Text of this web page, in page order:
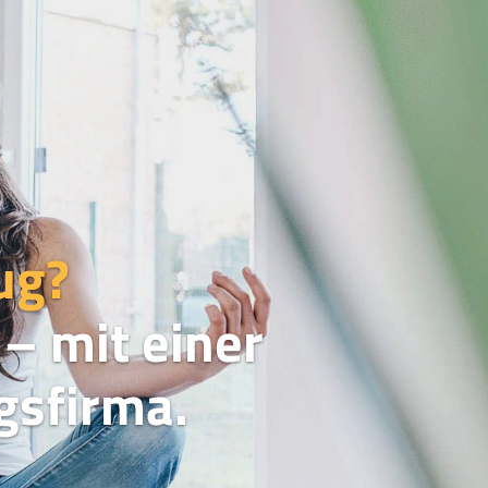
mit einer